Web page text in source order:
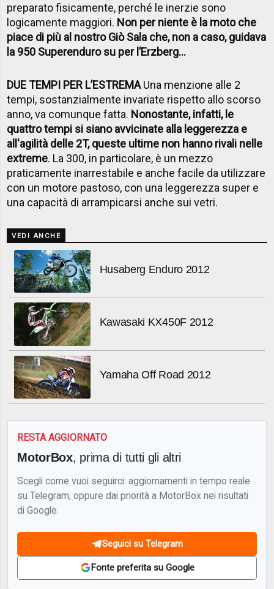
preparato fisicamente, perché le inerzie sono
logicamente maggiori. Non per niente è la moto che
piace di più al nostro Giò Sala che, non a caso, guidava
la 950 Superenduro su per l’Erzberg…
DUE TEMPI PER L’ESTREMAUna menzione alle 2
tempi, sostanzialmente invariate rispetto allo scorso
anno, va comunque fatta. Nonostante, infatti, le
quattro tempi si siano avvicinate alla leggerezza e
all'agilità delle 2T, queste ultime non hanno rivali nelle
extreme. La 300, in particolare, è un mezzo
praticamente inarrestabile e anche facile da utilizzare
con un motore pastoso, con una leggerezza super e
una capacità di arrampicarsi anche sui vetri.
VEDI ANCHE
Husaberg Enduro 2012
Kawasaki KX450F 2012
Yamaha Off Road 2012
RESTA AGGIORNATO
MotorBox, prima di tutti gli altri
Scegli come vuoi seguirci: aggiornamenti in tempo reale
su Telegram, oppure dai priorità a MotorBox nei risultati
di Google.
Seguici su Telegram
Fonte preferita su Google